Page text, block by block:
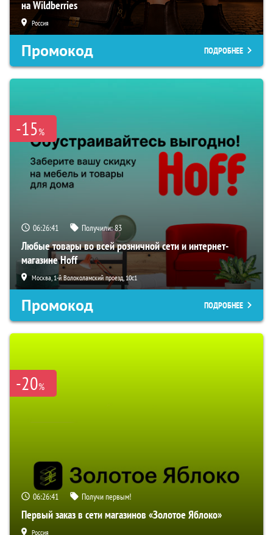
на Wildberries
Россия
Промокод ПОДРОБНЕЕ
-15%
06:26:40 Получили:83
Любые товары во всей розничной сети и интернет-
магазине Hoff
Москва, 1-й Волоколамский проезд, 10с1
Промокод ПОДРОБНЕЕ
-20%
06:26:40 Получи первым!
Первый заказ в сети магазинов «Золотое Яблоко»
Россия